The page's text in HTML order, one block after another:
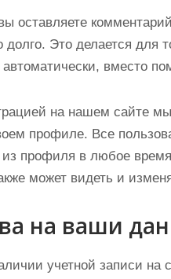
оставляете
Это делается для
вместо
на нашем сайте
профиле. Все
профиля в любое
может видеть и
на ваши
учетной записи на